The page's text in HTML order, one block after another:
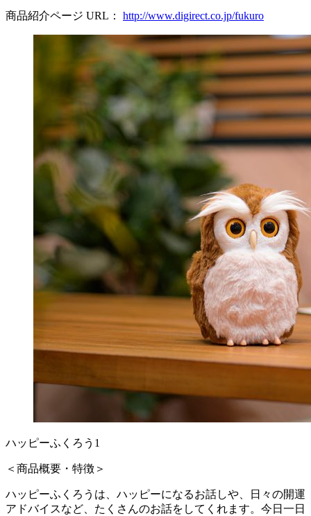
商品紹介ページ URL： http://www.digirect.co.jp/fukuro
ハッピーふくろう1
＜商品概要・特徴＞
ハッピーふくろうは、ハッピーになるお話しや、日々の開運
アドバイスなど、たくさんのお話をしてくれます。今日一日